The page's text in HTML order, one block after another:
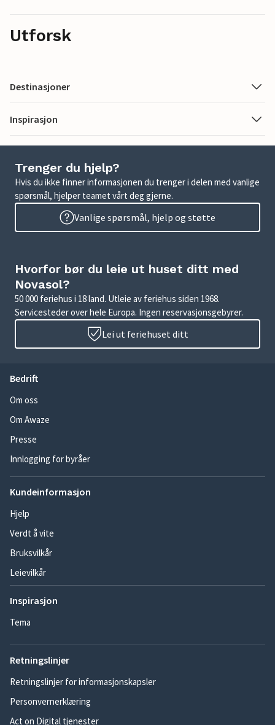
Utforsk
Destinasjoner
Inspirasjon
Trenger du hjelp?
Hvis du ikke finner informasjonen du trenger i delen med vanlige
spørsmål, hjelper teamet vårt deg gjerne.
Vanlige spørsmål, hjelp og støtte
Hvorfor bør du leie ut huset ditt med
Novasol?
50 000 feriehus i 18 land. Utleie av feriehus siden 1968.
Servicesteder over hele Europa. Ingen reservasjonsgebyrer.
Lei ut feriehuset ditt
Bedrift
Om oss
Om Awaze
Presse
Innlogging for byråer
Kundeinformasjon
Hjelp
Verdt å vite
Bruksvilkår
Leievilkår
Inspirasjon
Tema
Retningslinjer
Retningslinjer for informasjonskapsler
Personvernerklæring
Act on Digital tjenester